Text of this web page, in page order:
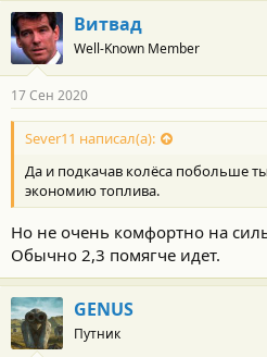
т
о
р
т
е
м
ы
а
н
а
л
а
Витвад
Well-Known Member
17 Сен 2020
Sever11 написал(а):
Да и подкачав колёса побольше
экономию топлива.
Но не очень комфортно на
Обычно 2,3 помягче идет.
GENUS
Путник